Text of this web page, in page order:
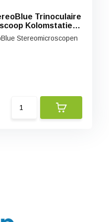
Trinoculaire
Kolomstatief
Stereomicroscopen